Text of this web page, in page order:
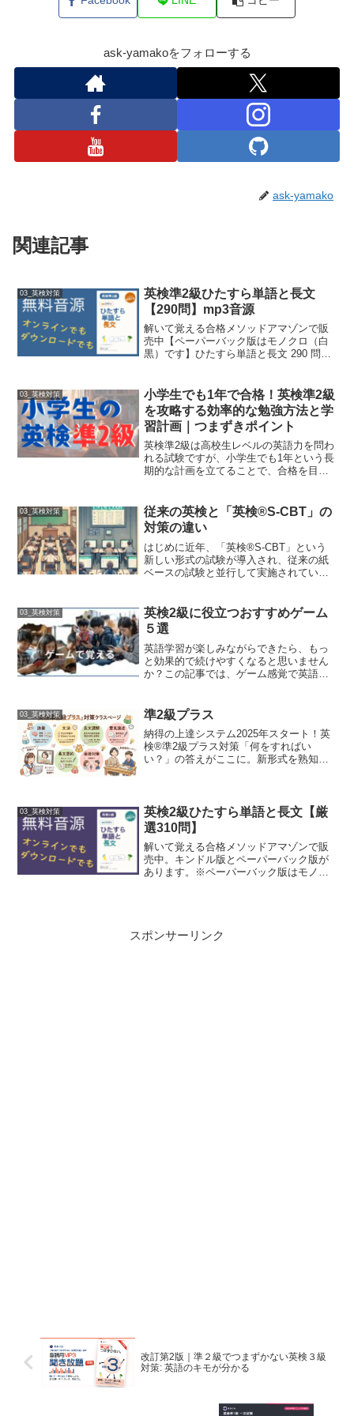
ask-yamakoをフォローする
ask-yamako
関連記事
03_英検対策
英検準2級ひたすら単語と長文
【290問】mp3音源
解いて覚える合格メソッドアマゾンで販
売中【ペーパーバック版はモノクロ（白
黒）です】ひたすら単語と長文 290 問
「解いて・聞いて・また解いて・また聞
いて。」...
03_英検対策
小学生でも1年で合格！英検準2級
を攻略する効率的な勉強方法と学
習計画｜つまずきポイント
英検準2級は高校生レベルの英語力を問わ
れる試験ですが、小学生でも1年という長
期的な計画を立てることで、合格を目指
合格するための効率的な勉強方法や、よ
くあるつまずきポイン...
03_英検対策
従来の英検と「英検®S-CBT」の
対策の違い
はじめに近年、「英検®S-CBT」という
新しい形式の試験が導入され、従来の紙
ベースの試験と並行して実施されていま
策方法について詳しく解説します。
(adsbygoog...
03_英検対策
英検2級に役立つおすすめゲーム
５選
英語学習が楽しみながらできたら、もっ
と効果的で続けやすくなると思いません
か？この記事では、ゲーム感覚で英語力
のゲームを活用して、楽しみながら次の
試験に備えましょう！楽...
03_英検対策 準2級プラス
納得の上達システム2025年スタート！英
検®準2級プラス対策「何をすればい
い？」の答えがここに。新形式を熟知し
よりも早く最新...
03_英検対策
英検2級ひたすら単語と長文【厳
選310問】
解いて覚える合格メソッドアマゾンで販
売中。キンドル版とペーパーバック版が
あります。※ペーパーバック版はモノク
スポンサーリンク
改訂第2版｜準２級でつまずかない英検３級
対策: 英語のキモが分かる